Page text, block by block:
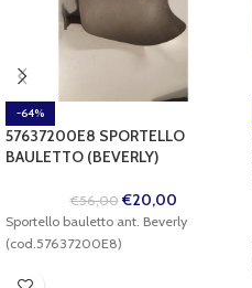
-64%
57637200E8 SPORTELLO
BAULETTO (BEVERLY)
€56,00 €20,00
Sportello bauletto ant. Beverly
(cod.57637200E8)